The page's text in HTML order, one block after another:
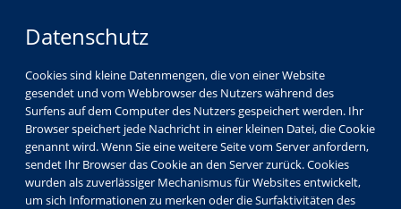
Datenschutz
Cookies sind kleine Datenmengen, die von einer Website
gesendet und vom Webbrowser des Nutzers während des
Surfens auf dem Computer des Nutzers gespeichert werden. Ihr
Browser speichert jede Nachricht in einer kleinen Datei, die Cookie
genannt wird. Wenn Sie eine weitere Seite vom Server anfordern,
sendet Ihr Browser das Cookie an den Server zurück. Cookies
wurden als zuverlässiger Mechanismus für Websites entwickelt,
um sich Informationen zu merken oder die Surfaktivitäten des